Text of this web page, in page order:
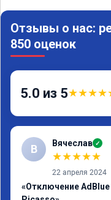
Отзывы о нас:
850 оценок
5.0 из 5★★★★
В Вячеслав ✓
★★★★★
22 апреля 2024
«Отключение AdBlue